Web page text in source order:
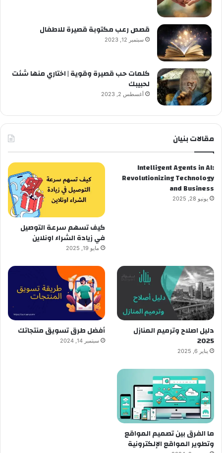
قصص رعب مكتوبة قصيرة للاطفال
سبتمبر 12, 2023
كلمات حب قصيرة وقوية | اختاري منها شئت
لحبيبك
أغسطس 2, 2023
مقالات بنيان
Intelligent Agents in AI:
Revolutionizing Technology
and Business
يونيو 28, 2025
كيف تسهم سرعة التوصيل
في زيادة الشراء اونلاين
مايو 19, 2025
دليل اصلاح وترميم المنازل
2025
يناير 6, 2025
أفضل طرق تسويق منتجاتك
سبتمبر 14, 2024
ما الفرق بين تصميم المواقع
وتطوير المواقع الإلكترونية